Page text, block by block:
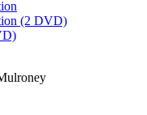
(2 DVD)